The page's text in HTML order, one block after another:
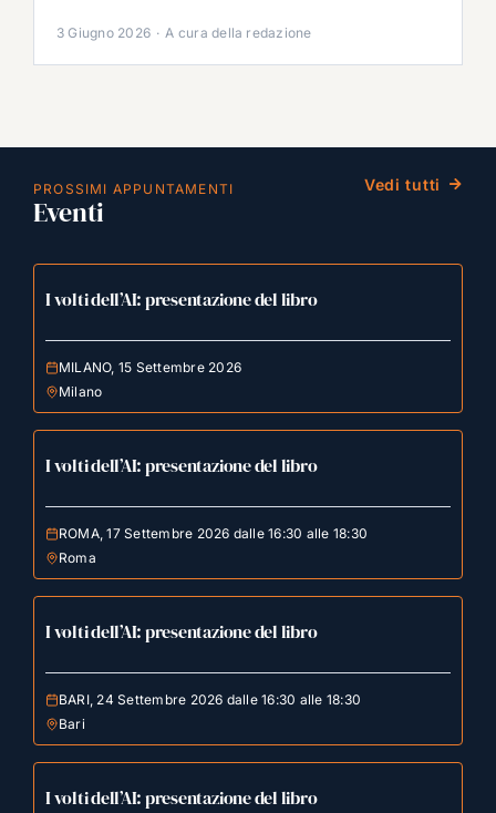
3 Giugno 2026 · A cura della redazione
PROSSIMI APPUNTAMENTI
Eventi
Vedi tutti
I volti dell’AI: presentazione del libro
MILANO, 15 Settembre 2026
Milano
I volti dell’AI: presentazione del libro
ROMA, 17 Settembre 2026 dalle 16:30 alle 18:30
Roma
I volti dell’AI: presentazione del libro
BARI, 24 Settembre 2026 dalle 16:30 alle 18:30
Bari
I volti dell’AI: presentazione del libro